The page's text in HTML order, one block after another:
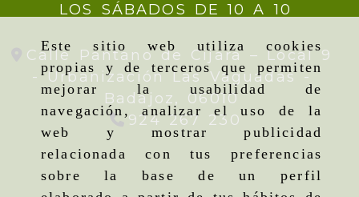
Este sitio web utiliza cookies
propias y de terceros que permiten
mejorar la usabilidad de
navegación, analizar el uso de la
web y mostrar publicidad
relacionada con tus preferencias
sobre la base de un perfil
LOS SÁBADOS DE 10 A 10
Calle Pantano de Cijara – Local 9
- Urbanización Las Vaguadas -
Badajoz, 06010
924 267 230